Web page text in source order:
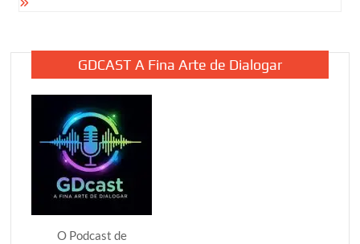
GDCAST A Fina Arte de Dialogar
O Podcast de